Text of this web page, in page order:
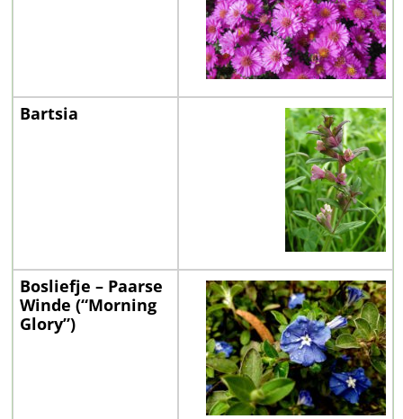
Bartsia
Bosliefje – Paarse
Winde (“Morning
Glory”)